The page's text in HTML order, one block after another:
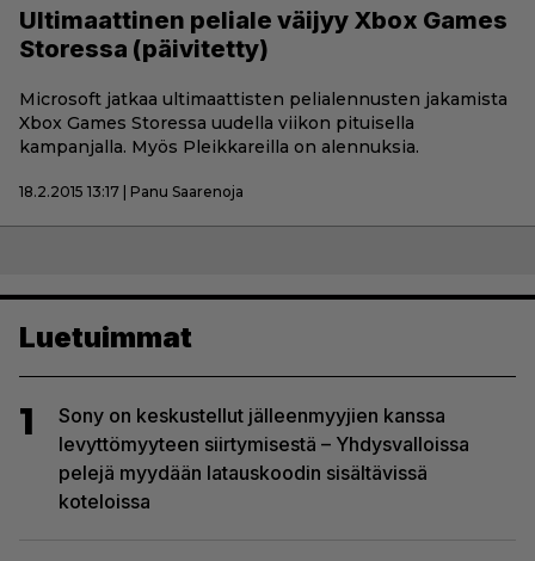
Ultimaattinen peliale väijyy Xbox Games
Storessa (päivitetty)
Microsoft jatkaa ultimaattisten pelialennusten jakamista
Xbox Games Storessa uudella viikon pituisella
kampanjalla. Myös Pleikkareilla on alennuksia.
18.2.2015 13:17 | Panu Saarenoja
Luetuimmat
1
Sony on keskustellut jälleenmyyjien kanssa
levyttömyyteen siirtymisestä – Yhdysvalloissa
pelejä myydään latauskoodin sisältävissä
koteloissa